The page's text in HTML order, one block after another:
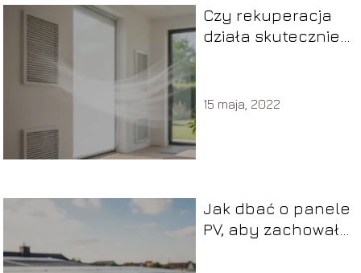
Czy rekuperacja
działa skutecznie
15 maja, 2022
Jak dbać o panele
PV, aby zachowały